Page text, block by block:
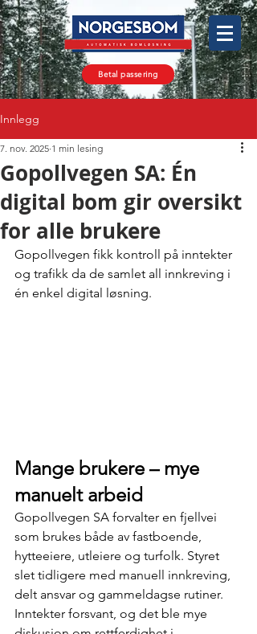
Betal passering
Innlegg
Gopollvegen SA: Én
digital bom gir oversikt
for alle brukere
7. nov. 2025 1 min lesing
Gopollvegen fikk kontroll på inntekter
og trafikk da de samlet all innkreving i
én enkel digital løsning.
Mange brukere – mye
manuelt arbeid
Gopollvegen SA forvalter en fjellvei
som brukes både av fastboende,
hytteeiere, utleiere og turfolk. Styret
slet tidligere med manuell innkreving,
delt ansvar og gammeldagse rutiner.
Inntekter forsvant, og det ble mye